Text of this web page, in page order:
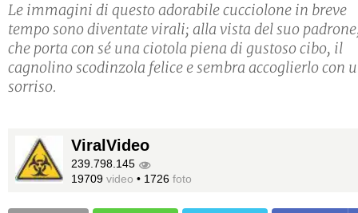
Le immagini di questo adorabile cucciolone in breve
tempo sono diventate virali; alla vista del suo
che porta con sé una ciotola piena di gustoso cibo, il
cagnolino scodinzola felice e sembra accoglierlo con
sorriso.
ViralVideo
239.798.145
19709 video • 1726 foto